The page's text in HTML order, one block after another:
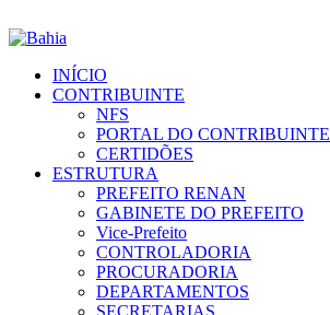
INÍCIO
CONTRIBUINTE
NFS
PORTAL DO CONTRIBUINTE
CERTIDÕES
ESTRUTURA
PREFEITO RENAN
GABINETE DO PREFEITO
Vice-Prefeito
CONTROLADORIA
PROCURADORIA
DEPARTAMENTOS
SECRETARIAS